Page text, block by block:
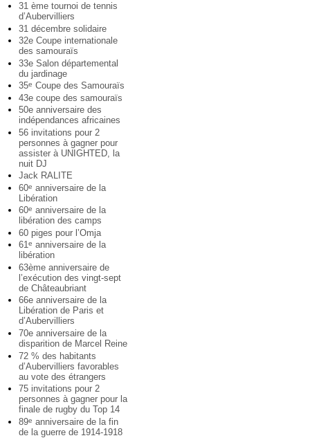
31 ème tournoi de tennis
d’Aubervilliers
31 décembre solidaire
32e Coupe internationale
des samouraïs
33e Salon départemental
du jardinage
35e Coupe des Samouraïs
43e coupe des samouraïs
50e anniversaire des
indépendances africaines
56 invitations pour 2
personnes à gagner pour
assister à UNIGHTED, la
nuit DJ
Jack RALITE
60e anniversaire de la
Libération
60e anniversaire de la
libération des camps
60 piges pour l’Omja
61e anniversaire de la
libération
63ème anniversaire de
l’exécution des vingt-sept
de Châteaubriant
66e anniversaire de la
Libération de Paris et
d’Aubervilliers
70e anniversaire de la
disparition de Marcel Reine
72 % des habitants
d’Aubervilliers favorables
au vote des étrangers
75 invitations pour 2
personnes à gagner pour la
finale de rugby du Top 14
89e anniversaire de la fin
de la guerre de 1914-1918